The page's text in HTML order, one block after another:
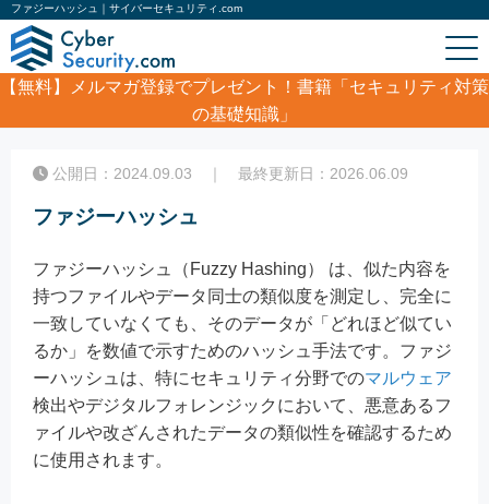
ファジーハッシュ｜サイバーセキュリティ.com
【無料】
メルマガ登録でプレゼント！書籍「セキュリティ対策
の基礎知識」
ファジーハッシュ
公開日：2024.09.03 ｜ 最終更新日：2026.06.09
ファジーハッシュ
ファジーハッシュ（Fuzzy Hashing） は、似た内容を
持つファイルやデータ同士の類似度を測定し、完全に
一致していなくても、そのデータが「どれほど似てい
るか」を数値で示すためのハッシュ手法です。ファジ
ーハッシュは、特にセキュリティ分野でのマルウェア
検出やデジタルフォレンジックにおいて、悪意あるフ
ァイルや改ざんされたデータの類似性を確認するため
に使用されます。